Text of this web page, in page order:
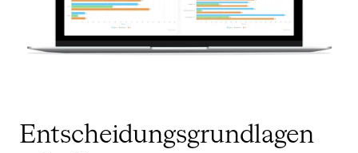
Entscheidungsgrundlagen